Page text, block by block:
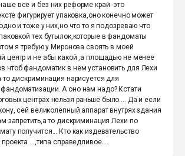
всё и без них реформе край -это
фигурирует упаковка,оно конечно может
и тоже у них,но что то я подозреваю что
тех бутылок,которые в фандоматы
я требую у Миронова своять в моей
центр и не абы какой ,а площадью не менее
чтоб фандоматик в нем установить для Лехи
дискриминация нарисуется для
А оно нам надо? Кстати
центрах нельзя раньше было.... Да и если
сей великолепный аппарат внутрях здания
запретить,а то дискриминация Лехи по
получится... Кто как издевательство
...,типа справедливое....